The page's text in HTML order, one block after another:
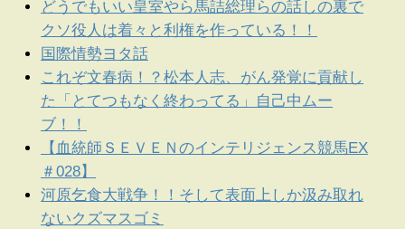
どうでもいい皇室やら馬詰総理らの話しの裏で
クソ役人は着々と利権を作っている！！
国際情勢ヨタ話
これぞ文春病！？松本人志、がん発覚に貢献し
た「とてつもなく終わってる」自己中ムー
ブ！！
【血統師ＳＥＶＥＮのインテリジェンス競馬EX
＃028】
河原乞食大戦争！！そして表面上しか汲み取れ
ないクズマスゴミ